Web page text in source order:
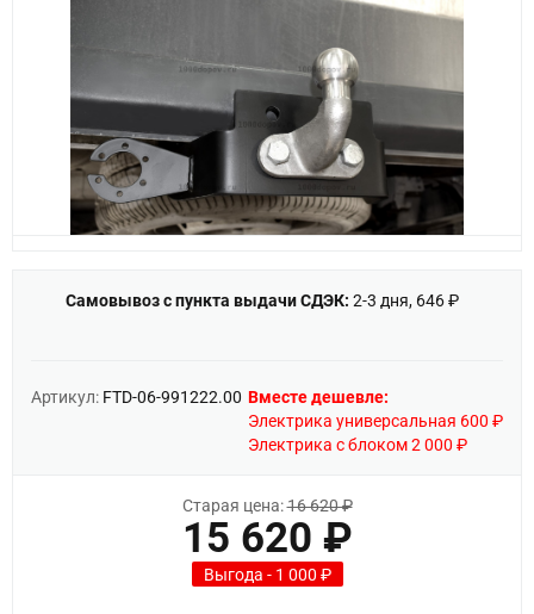
Самовывоз с пункта выдачи СДЭК: 2-3 дня, 646 ₽
Артикул: FTD-06-991222.00 Вместе дешевле:
Электрика универсальная 600 ₽
Электрика с блоком 2 000 ₽
Старая цена:16 620 ₽
15 620 ₽
Выгода - 1 000 ₽